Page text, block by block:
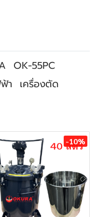
OK-55PC
า เครื่องตัด
-10%